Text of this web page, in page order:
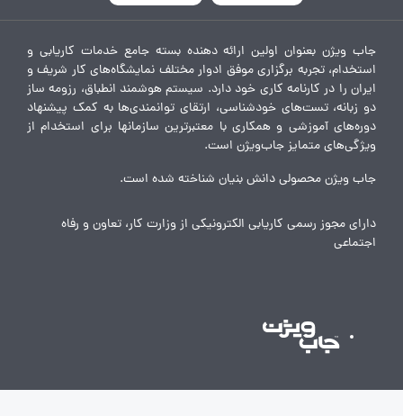
جاب ویژن بعنوان اولین ارائه دهنده بسته جامع خدمات کاریابی و
استخدام، تجربه برگزاری موفق ادوار مختلف نمایشگاه‌های کار شریف و
ایران را در کارنامه کاری خود دارد. سیستم هوشمند انطباق، رزومه ساز
دو زبانه، تست‌های خودشناسی، ارتقای توانمندی‌ها به کمک پیشنهاد
دوره‌های آموزشی و همکاری با معتبرترین سازمانها برای استخدام از
ویژگی‌های متمایز جاب‌ویژن است.
جاب ویژن محصولی دانش بنیان شناخته شده است.
دارای مجوز رسمی کاریابی الکترونیکی از وزارت کار، تعاون و رفاه
اجتماعی